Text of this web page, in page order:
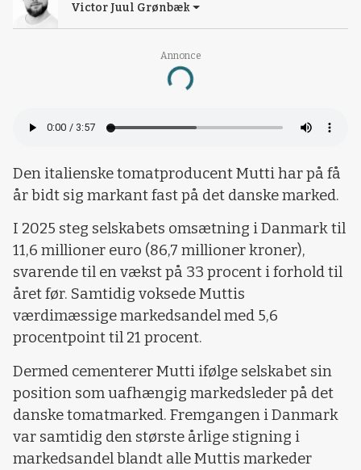
Annonce
Loading...
Victor Juul Grønbæk
Den italienske tomatproducent Mutti har på få
år bidt sig markant fast på det danske marked.
I 2025 steg selskabets omsætning i Danmark til
11,6 millioner euro (86,7 millioner kroner),
svarende til en vækst på 33 procent i forhold til
året før. Samtidig voksede Muttis
værdimæssige markedsandel med 5,6
procentpoint til 21 procent.
Dermed cementerer Mutti ifølge selskabet sin
position som uafhængig markedsleder på det
danske tomatmarked. Fremgangen i Danmark
var samtidig den største årlige stigning i
markedsandel blandt alle Muttis markeder